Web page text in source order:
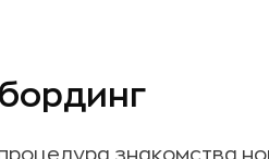
знакомства